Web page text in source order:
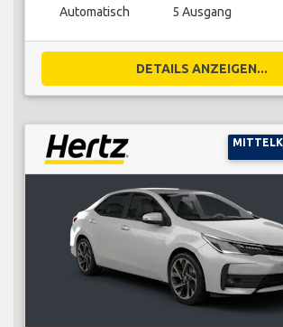
Automatisch 5 Ausgang
DETAILS ANZEIGEN...